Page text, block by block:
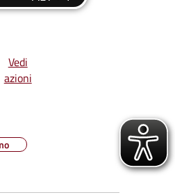
Vedi
azioni